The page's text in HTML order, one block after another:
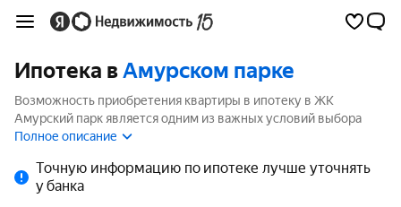
Ипотека вАмурском парке
Возможность приобретения квартиры в ипотеку в ЖК
Амурский парк является одним из важных условий выбора
квартиры. На странице мы собрали программы кредитования
Полное описание
Точную информацию по ипотеке лучше уточнять
у банка